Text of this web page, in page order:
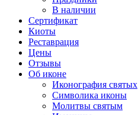
В наличии
Сертификат
Киоты
Реставрация
Цены
Отзывы
Об иконе
Иконография святых
Символика иконы
Молитвы святым